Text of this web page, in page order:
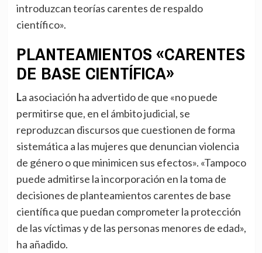
introduzcan teorías carentes de respaldo
científico».
PLANTEAMIENTOS «CARENTES
DE BASE CIENTÍFICA»
La asociación ha advertido de que «no puede
permitirse que, en el ámbito judicial, se
reproduzcan discursos que cuestionen de forma
sistemática a las mujeres que denuncian violencia
de género o que minimicen sus efectos». «Tampoco
puede admitirse la incorporación en la toma de
decisiones de planteamientos carentes de base
científica que puedan comprometer la protección
de las víctimas y de las personas menores de edad»,
ha añadido.